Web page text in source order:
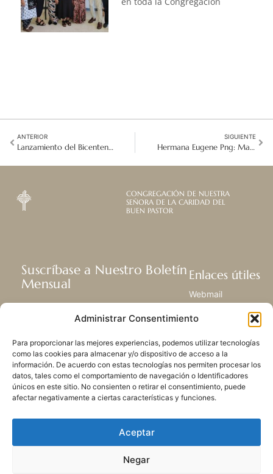
Administrar Consentimiento
Para proporcionar las mejores experiencias, podemos utilizar tecnologías
como las cookies para almacenar y/o dispositivo de acceso a la
información. De acuerdo con estas tecnologías nos permiten procesar los
datos, tales como el comportamiento de navegación o Identificadores
únicos en este sitio. No consienten o retirar el consentimiento, puede
afectar negativamente a ciertas características y funciones.
Aceptar
Negar
ANTERIOR
Lanzamiento del Bicentenario de las Hermanas Contemplativas: Discurso de bienvenida y acción de gracias
SIGUIENTE
Hermana Eugene Png: Manos a la obra para apoyar la misión
CONGREGACIÓN DE NUESTRA
SEÑORA DE LA CARIDAD DEL
BUEN PASTOR
Suscríbase a Nuestro Boletín
Mensual
Recibir las últimas noticias acerca de
nuestra vida, la misión y ministerios de
SUSCRIBIRSE
Enlaces útiles
Webmail
Centro de Recursos
Mapa del sitio
POLÍTICA DE PRIVACIDADLAS COOKIES